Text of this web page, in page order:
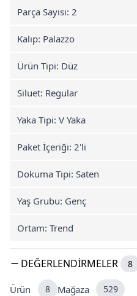
Parça Sayısı: 2
Kalıp: Palazzo
Ürün Tipi: Düz
Siluet: Regular
Yaka Tipi: V Yaka
Paket İçeriği: 2'li
Dokuma Tipi: Saten
Yaş Grubu: Genç
Ortam: Trend
DEĞERLENDIRMELER 8
Ürün 8 Mağaza 529